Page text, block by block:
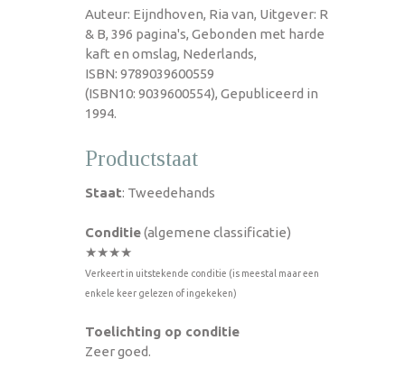
Auteur: Eijndhoven, Ria van, Uitgever: R
& B, 396 pagina's, Gebonden met harde
kaft en omslag, Nederlands,
ISBN: 9789039600559
(ISBN10: 9039600554), Gepubliceerd in
1994.
Productstaat
Staat: Tweedehands
Conditie(algemene classificatie)
★★★★
Verkeert in uitstekende conditie (is meestal maar een
enkele keer gelezen of ingekeken)
Toelichting op conditie
Zeer goed.